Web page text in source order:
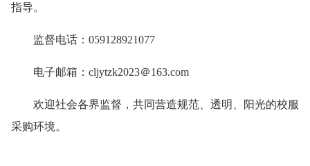
指导。
监督电话：059128921077
电子邮箱：cljytzk2023＠163.com
欢迎社会各界监督，共同营造规范、透明、阳光的校服
采购环境。